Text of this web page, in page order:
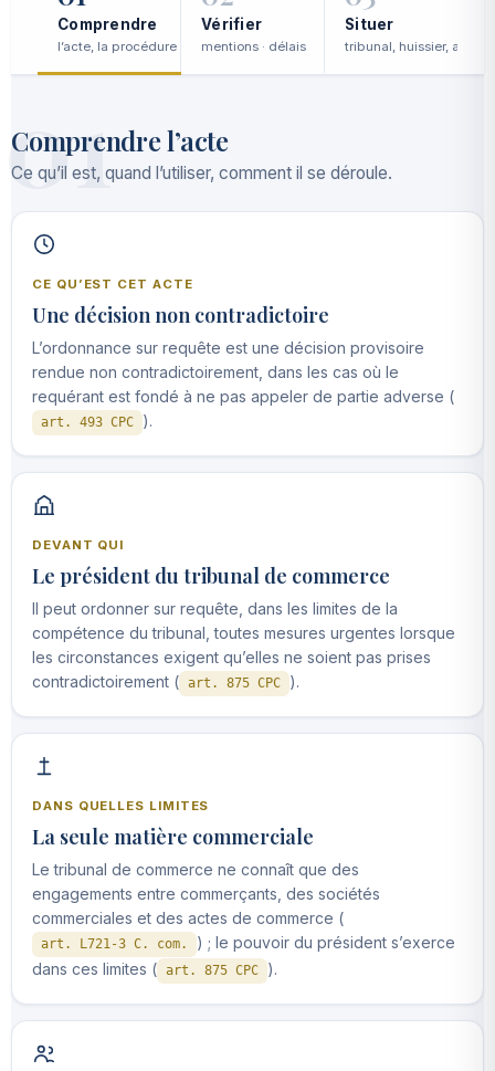
Comprendre
l’acte, la procédure
Vérifier
mentions · délais
Situer
tribunal, huissier, avocat
01
Comprendre l’acte
Ce qu’il est, quand l’utiliser, comment il se déroule.
CE QU’EST CET ACTE
Une décision non contradictoire
L’ordonnance sur requête est une décision provisoire
rendue non contradictoirement, dans les cas où le
requérant est fondé à ne pas appeler de partie adverse (
art. 493 CPC ).
DEVANT QUI
Le président du tribunal de commerce
Il peut ordonner sur requête, dans les limites de la
compétence du tribunal, toutes mesures urgentes lorsque
les circonstances exigent qu’elles ne soient pas prises
contradictoirement ( art. 875 CPC ).
DANS QUELLES LIMITES
La seule matière commerciale
Le tribunal de commerce ne connaît que des
engagements entre commerçants, des sociétés
commerciales et des actes de commerce (
art. L721-3 C. com.
) ; le pouvoir du président s’exerce
dans ces limites ( art. 875 CPC ).